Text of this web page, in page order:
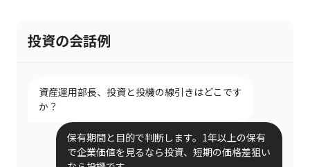
投資の会話例
資産運用部長、投資と投機の線引きはどこです
か？
保有期間と目的で判断します。1年以上の保有
で企業価値を見るなら投資、短期の価格差狙い